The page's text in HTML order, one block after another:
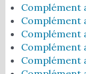
Complément
Complément
Complément
Complément
Complément